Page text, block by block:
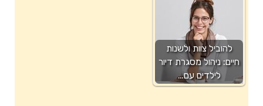
להוביל צוות ולשנות
חיים: ניהול מסגרת דיור
לילדים עם…